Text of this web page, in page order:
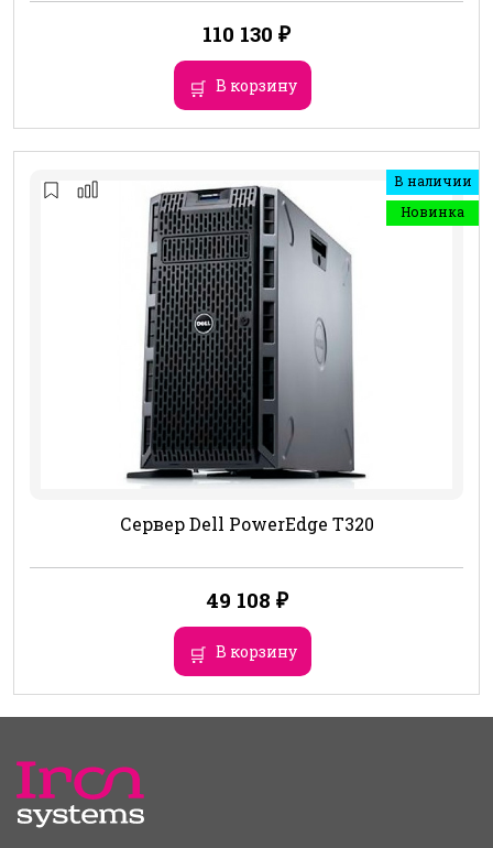
110 130 ₽
В корзину
В наличии
Новинка
Сервер Dell PowerEdge T320
49 108 ₽
В корзину